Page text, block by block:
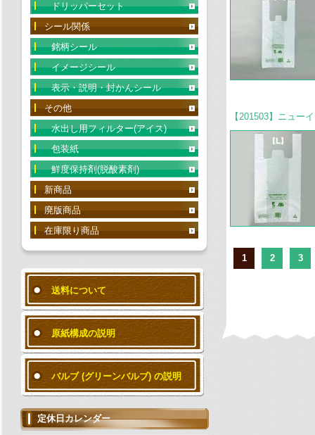
【201503】ニュー
1 2 3
ドリッパーセット
シール関係
銘柄シール
イメージシール
表示・説明・封かんシール
その他
水出し用フィルター(アイス)
包装紙
鮮度保持剤(脱酸素剤)
新商品
廃版商品
在庫限り商品
送料について
原紙構成の説明
バルブ (グリーンバルブ) の説明
定休日カレンダー